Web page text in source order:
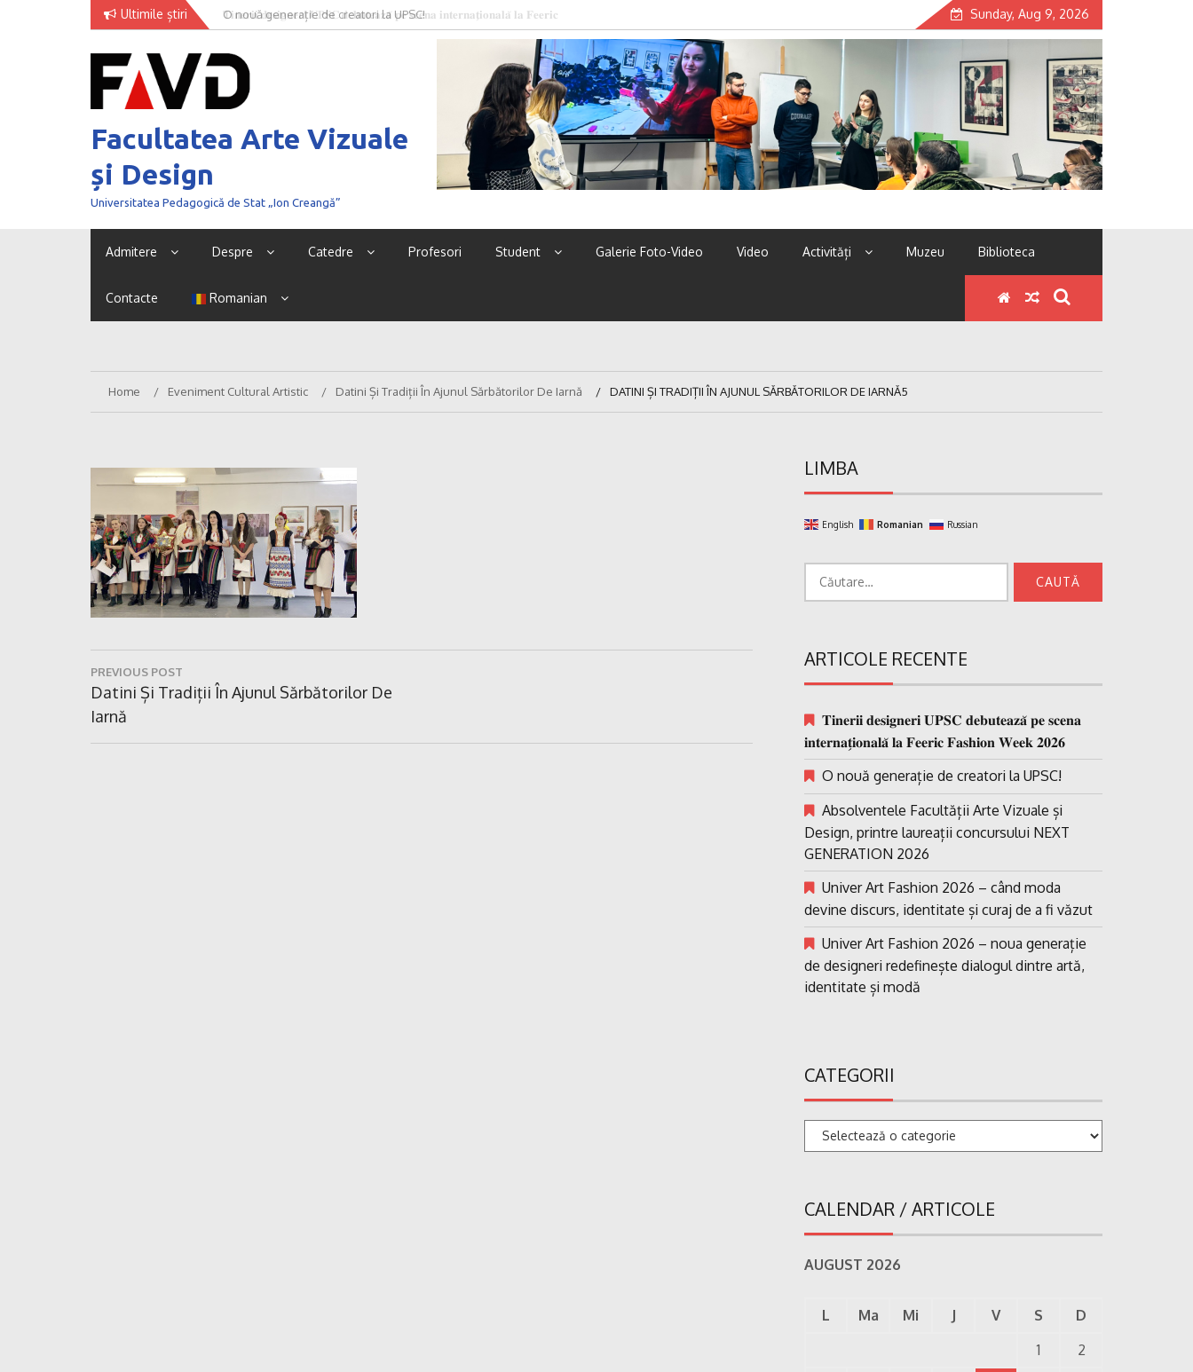
Ultimile știri O nouă generație de creatori la UPSC! Sunday, Aug 9, 2026
Facultatea Arte Vizuale
și Design
Universitatea Pedagogică de Stat „Ion Creangă”
Admitere Despre Catedre Profesori Student Galerie Foto-Video Video Activități Muzeu Biblioteca
Contacte Romanian
Home Eveniment Cultural Artistic Datini Și Tradiții În Ajunul Sărbătorilor De Iarnă DATINI ȘI TRADIȚII ÎN AJUNUL SĂRBĂTORILOR DE IARNĂ5
Navigare
în
articole
PREVIOUS POST
Previous
Post:
Datini Și Tradiții În Ajunul Sărbătorilor De
Iarnă
LIMBA
English Romanian Russian
ARTICOLE RECENTE
𝐓𝐢𝐧𝐞𝐫𝐢𝐢 𝐝𝐞𝐬𝐢𝐠𝐧𝐞𝐫𝐢 𝐔𝐏𝐒𝐂 𝐝𝐞𝐛𝐮𝐭𝐞𝐚𝐳𝐚̆ 𝐩𝐞 𝐬𝐜𝐞𝐧𝐚
𝐢𝐧𝐭𝐞𝐫𝐧𝐚𝐭̗𝐢𝐨𝐧𝐚𝐥𝐚̆ 𝐥𝐚 𝐅𝐞𝐞𝐫𝐢𝐜 𝐅𝐚𝐬𝐡𝐢𝐨𝐧 𝐖𝐞𝐞𝐤 𝟐𝟎𝟐𝟔
O nouă generație de creatori la UPSC!
Absolventele Facultății Arte Vizuale și
Design, printre laureații concursului NEXT
GENERATION 2026
Univer Art Fashion 2026 – când moda
devine discurs, identitate și curaj de a fi văzut
Univer Art Fashion 2026 – noua generație
de designeri redefinește dialogul dintre artă,
identitate și modă
CATEGORII
Categorii
CALENDAR / ARTICOLE
AUGUST 2026
L Ma Mi J V S
D
1
2